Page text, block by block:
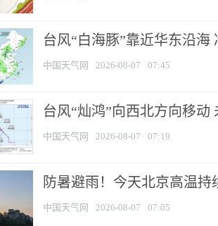
台风“白海豚”靠近华东沿
中国天气网 2026-08-07 07:45
台风“灿鸿”向西北方向移动
中国天气网 2026-08-07 07:19
防暑避雨！今天北京高温
中国天气网 2026-08-07 07:05